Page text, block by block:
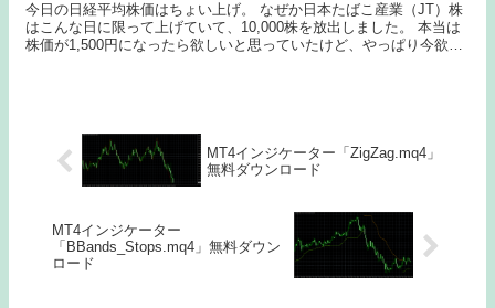
今日の日経平均株価はちょい上げ。 なぜか日本たばこ産業（JT）株
はこんな日に限って上げていて、10,000株を放出しました。 本当は
株価が1,500円になったら欲しいと思っていたけど、やっぱり今欲し
MT4インジケーター「ZigZag.mq4」
無料ダウンロード
MT4インジケーター
「BBands_Stops.mq4」無料ダウン
ロード